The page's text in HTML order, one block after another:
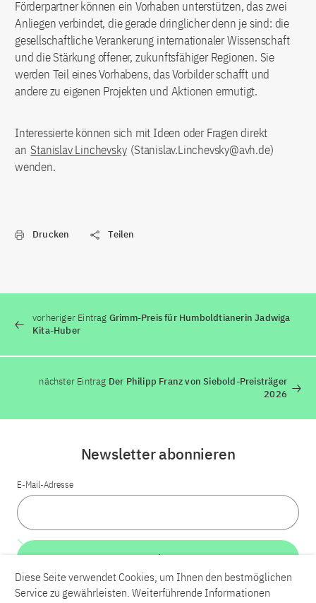
Förderpartner können ein Vorhaben unterstützen, das zwei
Anliegen verbindet, die gerade dringlicher denn je sind: die
gesellschaftliche Verankerung internationaler Wissenschaft
und die Stärkung offener, zukunftsfähiger Regionen. Sie
werden Teil eines Vorhabens, das Vorbilder schafft und
andere zu eigenen Projekten und Aktionen ermutigt.
Interessierte können sich mit Ideen oder Fragen direkt
an Stanislav Linchevsky (Stanislav.Linchevsky@avh.de)
wenden.
Drucken Teilen
vorheriger Eintrag Grimm-Preis für Humboldtianerin Jadwiga
Kita-Huber
nächster Eintrag Der Philipp Franz von Siebold-Preisträger
2026
Newsletter abonnieren
E-Mail-Adresse
Weiter
Diese Seite verwendet Cookies, um Ihnen den bestmöglichen
Service zu gewährleisten. Weiterführende Informationen